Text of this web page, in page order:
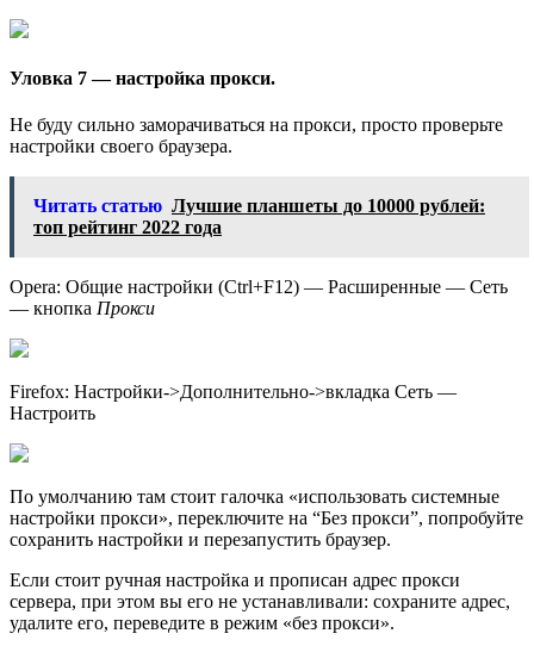
Уловка 7 — настройка прокси.
Не буду сильно заморачиваться на прокси, просто проверьте
настройки своего браузера.
Читать статью Лучшие планшеты до 10000 рублей:
топ рейтинг 2022 года
Opera: Общие настройки (Ctrl+F12) — Расширенные — Сеть
— кнопка Прокси
Firefox: Настройки->Дополнительно->вкладка Сеть —
Настроить
По умолчанию там стоит галочка «использовать системные
настройки прокси», переключите на “Без прокси”, попробуйте
сохранить настройки и перезапустить браузер.
Если стоит ручная настройка и прописан адрес прокси
сервера, при этом вы его не устанавливали: сохраните адрес,
удалите его, переведите в режим «без прокси».